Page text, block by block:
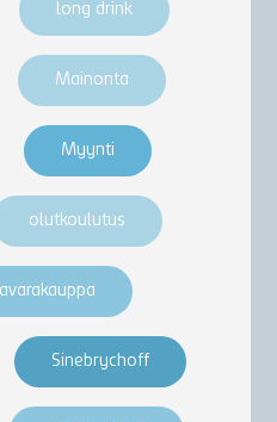
long drink
Mainonta
Myynti
olutkoulutus
Sinebrychoff